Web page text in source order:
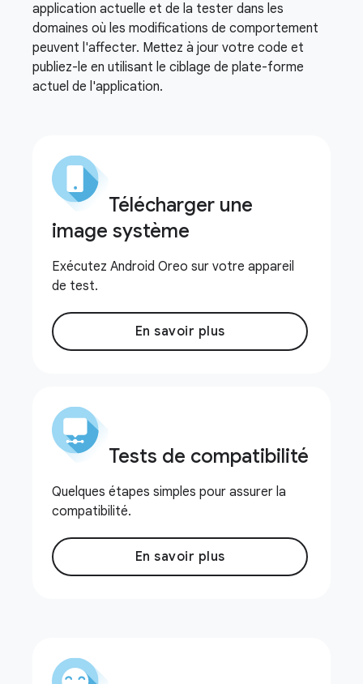
application actuelle et de la tester dans les
domaines où les modifications de comportement
peuvent l'affecter. Mettez à jour votre code et
publiez-le en utilisant le ciblage de plate-forme
actuel de l'application.
Télécharger une
image système
Exécutez Android Oreo sur votre appareil
de test.
En savoir plus
Tests de compatibilité
Quelques étapes simples pour assurer la
compatibilité.
En savoir plus